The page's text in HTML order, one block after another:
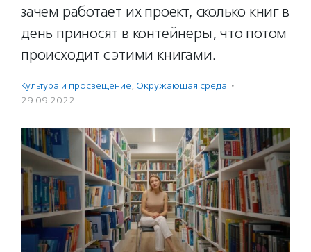
зачем работает их проект, сколько книг в
день приносят в контейнеры, что потом
происходит с этими книгами.
Культура и просвещение, Окружающая среда ·
29.09.2022